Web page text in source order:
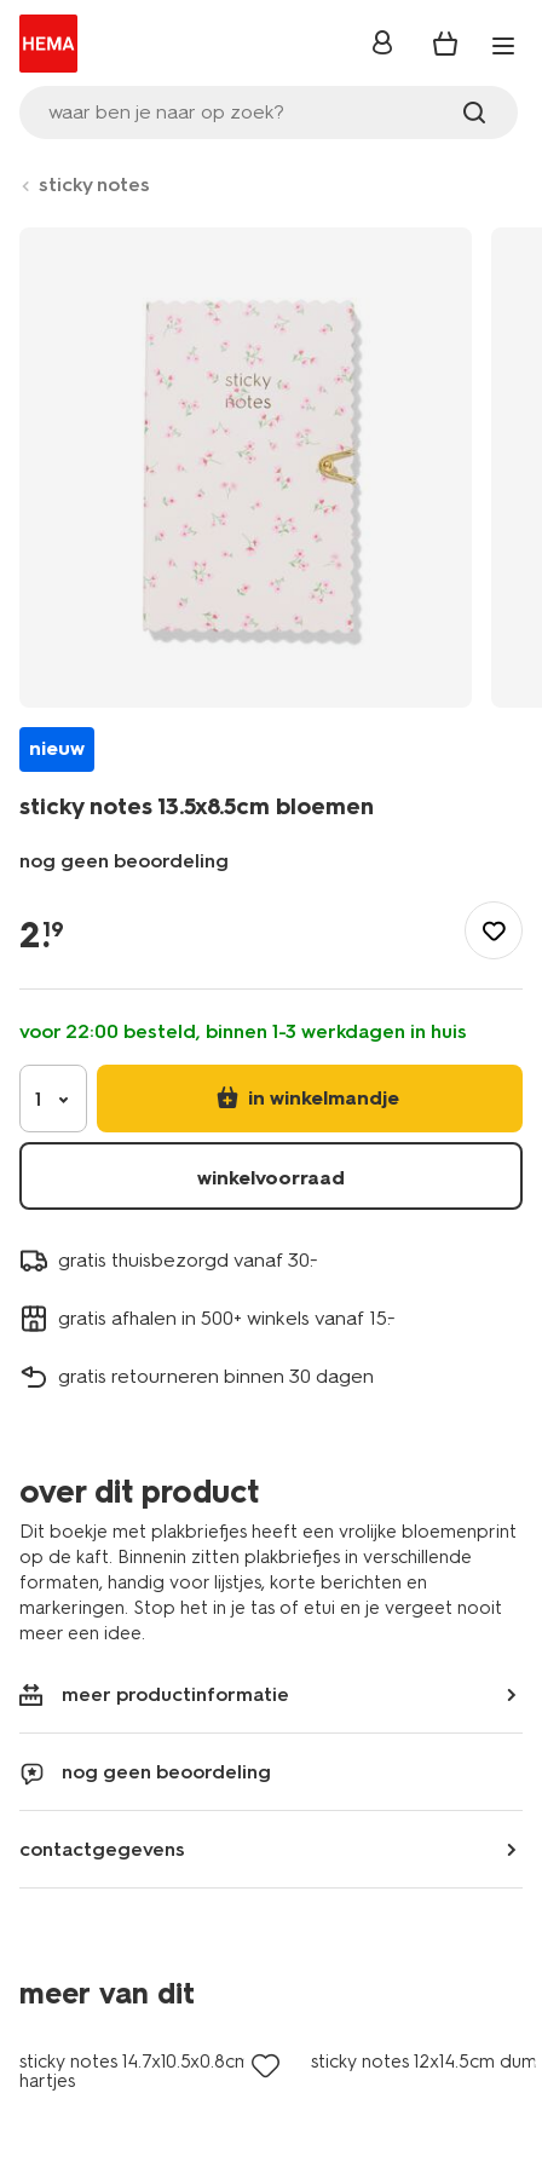
waar ben je naar op zoek?
inloggen
sticky notes
nieuw
sticky notes 13.5x8.5cm bloemen
nog geen beoordeling
kantoor/papierwaren/sticky-
notes/sticky-
13.5x8.5cm-
bloemen-
14504741.html
2.
19
voor 22:00 besteld, binnen 1-3 werkdagen in huis
1 in winkelmandje
winkelvoorraad
gratis thuisbezorgd vanaf 30.-
gratis afhalen in 500+ winkels vanaf 15.-
gratis retourneren binnen 30 dagen
over dit product
Dit boekje met plakbriefjes heeft een vrolijke bloemenprint
op de kaft. Binnenin zitten plakbriefjes in verschillende
formaten, handig voor lijstjes, korte berichten en
markeringen. Stop het in je tas of etui en je vergeet nooit
meer een idee.
meer productinformatie
nog geen beoordeling
contactgegevens
meer van dit
nieuw
sticky notes 14.7x10.5x0.8cm
hartjes
sticky notes 12x14.5cm